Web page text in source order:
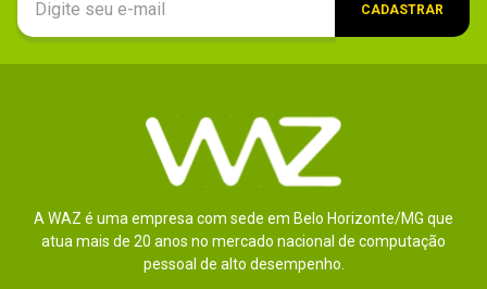
CADASTRAR
A WAZ é uma empresa com sede em Belo Horizonte/MG que
atua mais de 20 anos no mercado nacional de computação
pessoal de alto desempenho.